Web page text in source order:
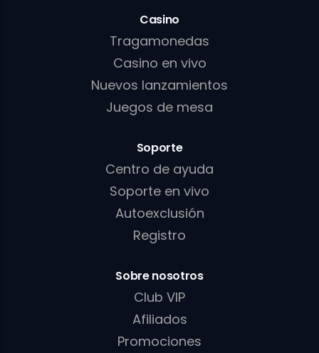
Casino
Tragamonedas
Casino en vivo
Nuevos lanzamientos
Juegos de mesa
Soporte
Centro de ayuda
Soporte en vivo
Autoexclusión
Registro
Sobre nosotros
Club VIP
Afiliados
Promociones